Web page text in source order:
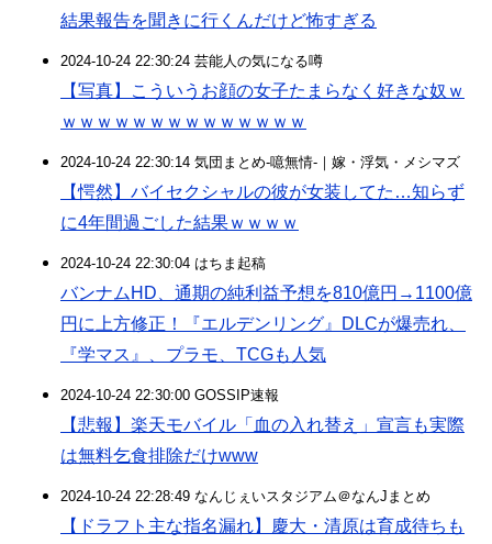
結果報告を聞きに行くんだけど怖すぎる
2024-10-24 22:30:24 芸能人の気になる噂
【写真】こういうお顔の女子たまらなく好きな奴ｗ
ｗｗｗｗｗｗｗｗｗｗｗｗｗｗ
2024-10-24 22:30:14 気団まとめ-噫無情-｜嫁・浮気・メシマズ
【愕然】バイセクシャルの彼が女装してた…知らず
に4年間過ごした結果ｗｗｗｗ
2024-10-24 22:30:04 はちま起稿
バンナムHD、通期の純利益予想を810億円→1100億
円に上方修正！『エルデンリング』DLCが爆売れ、
『学マス』、プラモ、TCGも人気
2024-10-24 22:30:00 GOSSIP速報
【悲報】楽天モバイル「血の入れ替え」宣言も実際
は無料乞食排除だけwww
2024-10-24 22:28:49 なんじぇいスタジアム＠なんJまとめ
【ドラフト主な指名漏れ】慶大・清原は育成待ちも